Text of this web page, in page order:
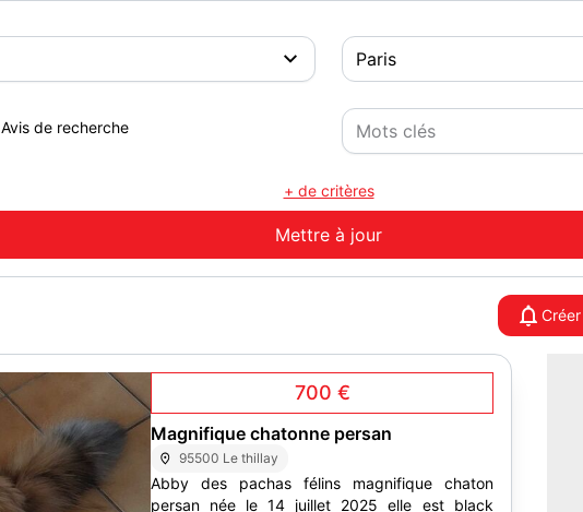
Avis de recherche
+ de critères
700 €
Magnifique chatonne persan
95500 Le thillay
Abby des pachas félins magnifique chaton
persan née le 14 juillet 2025 elle est black